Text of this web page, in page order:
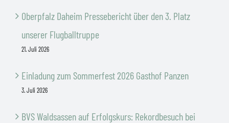
Oberpfalz Daheim Pressebericht über den 3. Platz
unserer Flugballtruppe
21. Juli 2026
Einladung zum Sommerfest 2026 Gasthof Panzen
3. Juli 2026
BVS Waldsassen auf Erfolgskurs: Rekordbesuch bei